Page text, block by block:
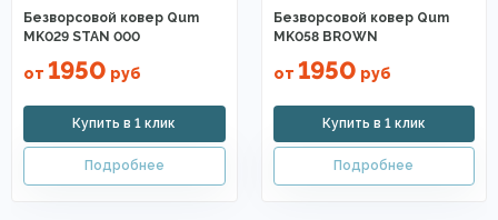
Безворсовой ковер Qum
MK029 STAN 000
от 1950 руб
Безворсовой ковер Qum
MK058 BROWN
от 1950 руб